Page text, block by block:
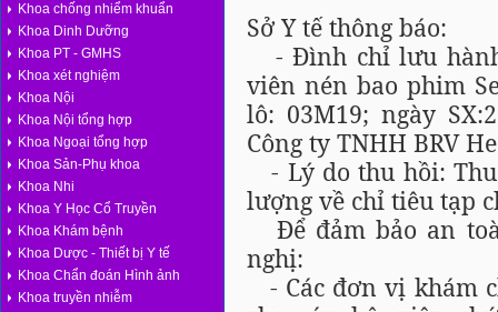
Khoa chống nhiểm khuẩn
Khoa Dinh Dưỡng
Khoa PT - GMHS
Khoa xét nghiệm
Khoa Nội
Khoa Nội tổng hợp
Khoa Ngoại tổng hợp
Khoa Sản-Phụ khoa
Khoa Nhi
Khoa Y Học Cổ Truyền
Khoa Khám bệnh
Khoa Dược - Thiết bị Y tế
Khoa Chẩn đoán Hình ảnh
Khoa truyền nhiễm
Sở Y tế thông báo:
- Đình chỉ lưu
viên nén bao phim
lô: 03M19; ngày
Công ty TNHH BRV
- Lý do thu hồi:
lượng về chỉ tiêu tạp
Để đảm bảo an
nghị:
- Các đơn vị khám